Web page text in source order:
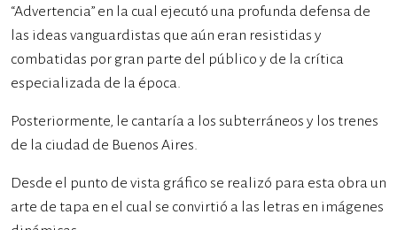
“Advertencia” en la cual ejecutó una profunda defensa de
las ideas vanguardistas que aún eran resistidas y
combatidas por gran parte del público y de la crítica
especializada de la época.
Posteriormente, le cantaría a los subterráneos y los trenes
de la ciudad de Buenos Aires.
Desde el punto de vista gráfico se realizó para esta obra un
arte de tapa en el cual se convirtió a las letras en imágenes